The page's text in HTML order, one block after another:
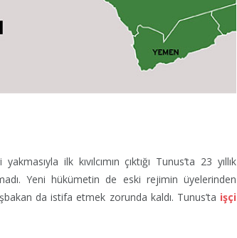
ilk kıvılcımın çıktığı Tunus’ta 23 yıllık
Yeni hükümetin de eski rejimin üyelerinden
da istifa etmek zorunda kaldı. Tunus’ta işçi